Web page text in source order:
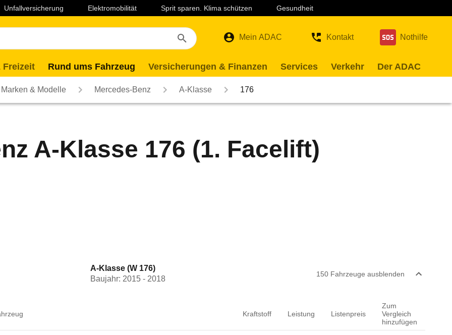
Unfallversicherung Elektromobilität Sprit sparen. Klima schützen Gesundheit
Mein ADAC Kontakt Nothilfe
Freizeit Rund ums Fahrzeug Versicherungen & Finanzen Services Verkehr Der ADAC
Marken & Modelle Mercedes-Benz A-Klasse 176
A-Klasse 176 (1. Facelift)
A-Klasse (W 176)
Baujahr: 2015 - 2018
150Fahrzeuge ausblenden
Kraftstoff Leistung Listenpreis
Zum
Vergleich
hinzufügen